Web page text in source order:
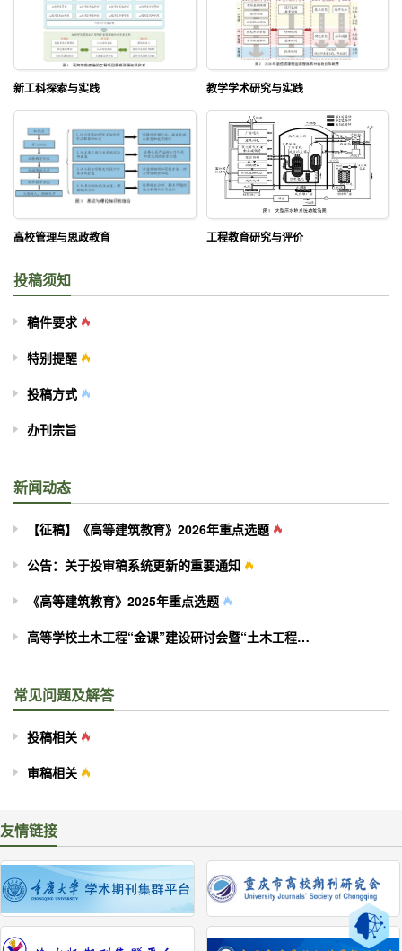
新工科探索与实践 教学学术研究与实践
高校管理与思政教育 工程教育研究与评价
投稿须知
稿件要求
特别提醒
投稿方式
办刊宗旨
新闻动态
【征稿】《高等建筑教育》2026年重点选题
公告：关于投审稿系统更新的重要通知
《高等建筑教育》2025年重点选题
高等学校土木工程“金课”建设研讨会暨“土木工程专业在线开放核心课程群”项目结题会成功召开
常见问题及解答
投稿相关
审稿相关
友情链接